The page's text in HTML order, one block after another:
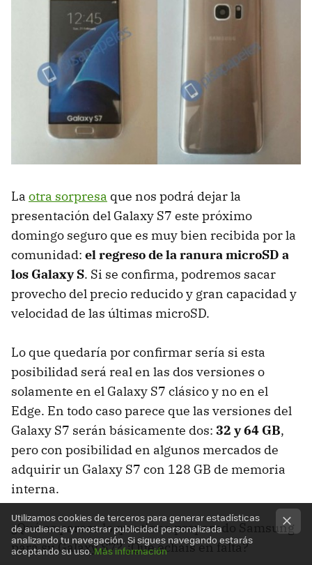
La otra sorpresa que nos podrá dejar la
presentación del Galaxy S7 este próximo
domingo seguro que es muy bien recibida por la
comunidad: el regreso de la ranura microSD a
los Galaxy S. Si se confirma, podremos sacar
provecho del precio reducido y gran capacidad y
velocidad de las últimas microSD.
Lo que quedaría por confirmar sería si esta
posibilidad será real en las dos versiones o
solamente en el Galaxy S7 clásico y no en el
Edge. En todo caso parece que las versiones del
Galaxy S7 serán básicamente dos: 32 y 64 GB,
pero con posibilidad en algunos mercados de
adquirir un Galaxy S7 con 128 GB de memoria
interna.
¿Qué os parece lo que tiene preparado Samsung
para su Galaxy S7? ¿Qué echáis en falta?
Utilizamos cookies de terceros para generar estadísticas
de audiencia y mostrar publicidad personalizada
analizando tu navegación. Si sigues navegando estarás
aceptando su uso.Más información